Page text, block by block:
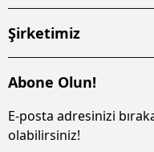
Şirketimiz
Abone Olun!
E-posta adresinizi
olabilirsiniz!